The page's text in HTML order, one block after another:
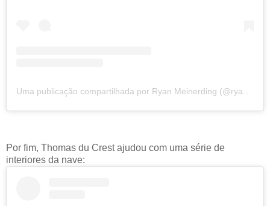
Por fim, Thomas du Crest ajudou com uma série de
interiores da nave: